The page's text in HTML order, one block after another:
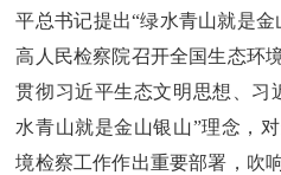
平总书记提出“绿水青山就是
高人民检察院召开全国生态环
贯彻习近平生态文明思想、习
水青山就是金山银山”理念，
境检察工作作出重要部署，吹